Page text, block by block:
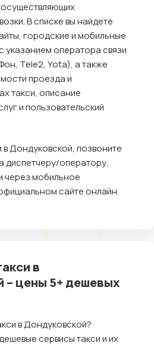
В списке вы найдете
городские и мобильные
оператора связи
Tele2, Yota), а также
проезда и
такси, описание
и пользовательский
в Дондуковской, позвоните
диспетчеру/оператору,
через мобильное
сайте онлайн.
в
– цены 5+ дешевых
в Дондуковской?
сервисы такси и их